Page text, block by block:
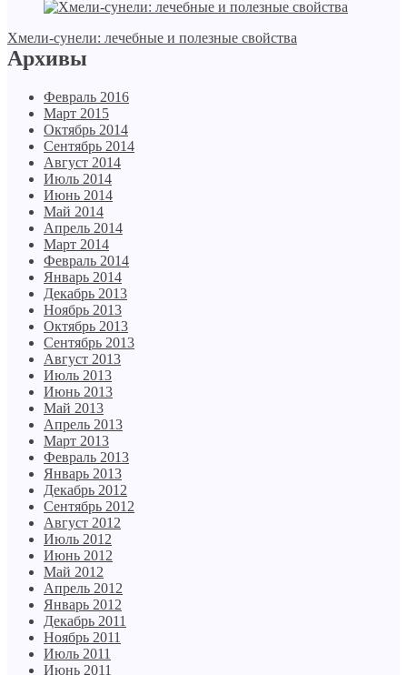
Хмели-сунели: лечебные и полезные свойства
Архивы
Февраль 2016
Март 2015
Октябрь 2014
Сентябрь 2014
Август 2014
Июль 2014
Июнь 2014
Май 2014
Апрель 2014
Март 2014
Февраль 2014
Январь 2014
Декабрь 2013
Ноябрь 2013
Октябрь 2013
Сентябрь 2013
Август 2013
Июль 2013
Июнь 2013
Май 2013
Апрель 2013
Март 2013
Февраль 2013
Январь 2013
Декабрь 2012
Сентябрь 2012
Август 2012
Июль 2012
Июнь 2012
Май 2012
Апрель 2012
Январь 2012
Декабрь 2011
Ноябрь 2011
Июль 2011
Июнь 2011